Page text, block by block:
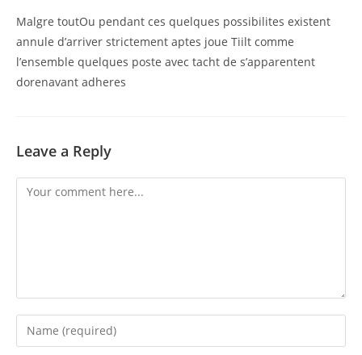
Malgre toutOu pendant ces quelques possibilites existent
annule d’arriver strictement aptes joue Tiilt comme
l’ensemble quelques poste avec tacht de s’apparentent
dorenavant adheres
Leave a Reply
Comment
Enter
your